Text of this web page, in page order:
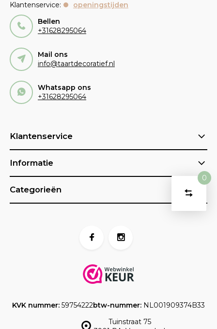
Klantenservice:
openingstijden
Bellen
+31628295064
Mail ons
info@taartdecoratief.nl
Whatsapp ons
+31628295064
Klantenservice
Informatie
Categorieën
Tuinstraat 75
KVK nummer: 59754222btw-nummer: NL001909374B33
0
Vergelijk
Verwijder
U
Start